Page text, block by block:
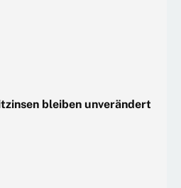
bleiben unverändert